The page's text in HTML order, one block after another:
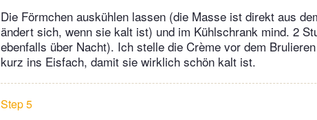
Die Förmchen auskühlen lassen (die Masse ist direkt aus
ändert sich, wenn sie kalt ist) und im Kühlschrank mind. 2
ebenfalls über Nacht). Ich stelle die Crème vor dem
kurz ins Eisfach, damit sie wirklich schön kalt ist.
Step 5